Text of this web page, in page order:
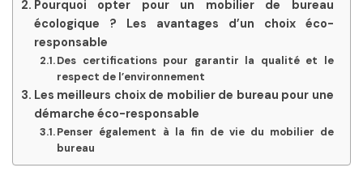
Pourquoi opter pour un mobilier de bureau
écologique ? Les avantages d’un choix éco-
responsable
Des certifications pour garantir la qualité et le
respect de l’environnement
Les meilleurs choix de mobilier de bureau pour une
démarche éco-responsable
Penser également à la fin de vie du mobilier de
bureau